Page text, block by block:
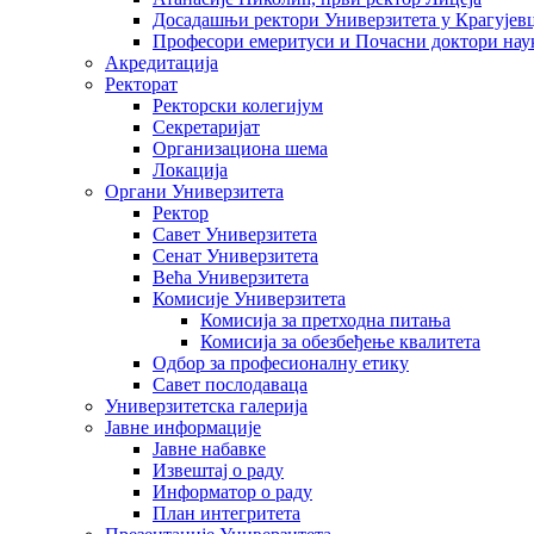
Досадашњи ректори Универзитета у
Професори емеритуси и Почасни доктори
Акредитација
Ректорат
Ректорски колегијум
Секретаријат
Организациона шема
Локација
Органи Универзитета
Ректор
Савет Универзитета
Сенат Универзитета
Већа Универзитета
Комисије Универзитета
Комисија за претходна питања
Комисија за обезбеђење квалитета
Одбор за професионалну етику
Савет послодаваца
Универзитетска галерија
Јавне информације
Јавне набавке
Извештај о раду
Информатор о раду
План интегритета